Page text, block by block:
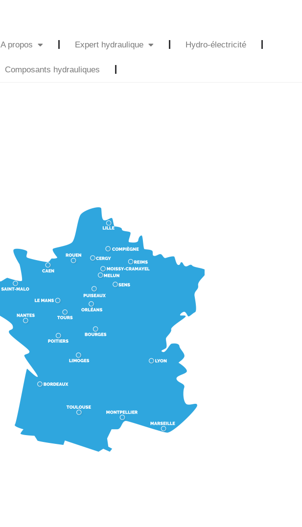
A propos Expert hydraulique Hydro-électricité
Composants hydrauliques